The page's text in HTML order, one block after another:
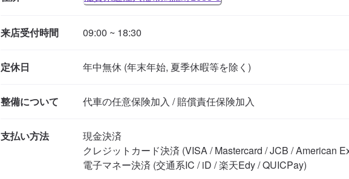
来店受付時間 09:00 ~ 18:30
定休日 年中無休 (年末年始, 夏季休暇等を除く)
整備について 代車の任意保険加入 / 賠償責任保険加入
支払い方法
現金決済
クレジットカード決済 (VISA / Mastercard / JCB / American
電子マネー決済 (交通系IC / iD / 楽天Edy / QUICPay)